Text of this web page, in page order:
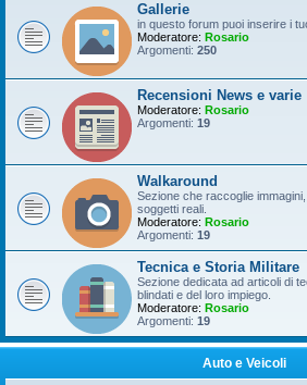
Gallerie
in questo forum puoi inserire i
Moderatore: Rosario
Argomenti: 250
Recensioni News e varie
Moderatore: Rosario
Argomenti: 19
Walkaround
Sezione che raccoglie
soggetti reali.
Moderatore: Rosario
Argomenti: 19
Tecnica e Storia Militare
Sezione dedicata ad articoli di
blindati e del loro impiego.
Moderatore: Rosario
Argomenti: 19
Auto e Veicoli